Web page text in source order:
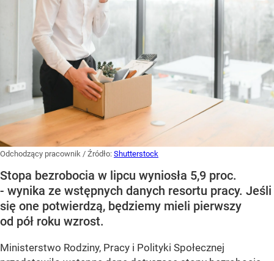
Odchodzący pracownik / Źródło: Shutterstock
Stopa bezrobocia w lipcu wyniosła 5,9 proc.
- wynika ze wstępnych danych resortu pracy. Jeśli
się one potwierdzą, będziemy mieli pierwszy
od pół roku wzrost.
Ministerstwo Rodziny, Pracy i Polityki Społecznej